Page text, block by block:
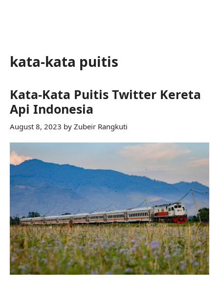
kata-kata puitis
Kata-Kata Puitis Twitter Kereta
Api Indonesia
August 8, 2023 by Zubeir Rangkuti